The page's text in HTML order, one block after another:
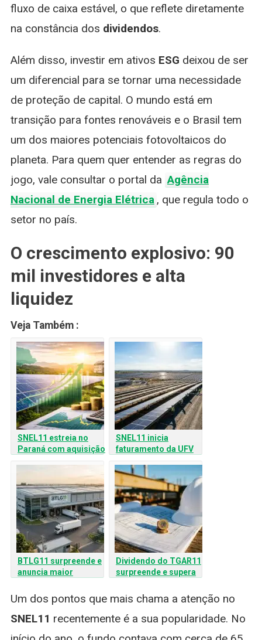
fluxo de caixa estável, o que reflete diretamente
na constância dos dividendos.
Além disso, investir em ativos ESG deixou de ser
um diferencial para se tornar uma necessidade
de proteção de capital. O mundo está em
transição para fontes renováveis e o Brasil tem
um dos maiores potenciais fotovoltaicos do
planeta. Para quem quer entender as regras do
jogo, vale consultar o portal da Agência
Nacional de Energia Elétrica , que regula todo o
setor no país.
O crescimento explosivo: 90
mil investidores e alta
liquidez
Veja Também :
SNEL11 estreia no
Paraná com aquisição
da UFV Cruzeiro do
SNEL11 inicia
faturamento da UFV
Petrolina e mantém
dividendos estáveis:
O que muda para o
investidor?
BTLG11 surpreende e
anuncia maior
um ano para abril de
2026
Dividendo do TGAR11
surpreende e supera
Um dos pontos que mais chama a atenção no
SNEL11 recentemente é a sua popularidade. No